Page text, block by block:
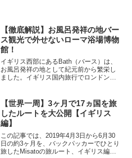
【徹底解説】お風呂発祥の地バー
ス観光で外せないローマ浴場博物
館！
イギリス西部にあるBath（バース）は、
お風呂発祥の地として紀元前から繁栄し
ました。イギリス国内旅行でロンドンの
Baths （ローマ浴場博物館）」です。こ
の記事で...
【世界一周】3ヶ月で17ヵ国を旅
したルートを大公開【イギリス
編】
この記事では、2019年4月3日から6月30
日の約3ヶ月を、バックパッカーでひとり
旅したMisatoの旅ルート、イギリス編を